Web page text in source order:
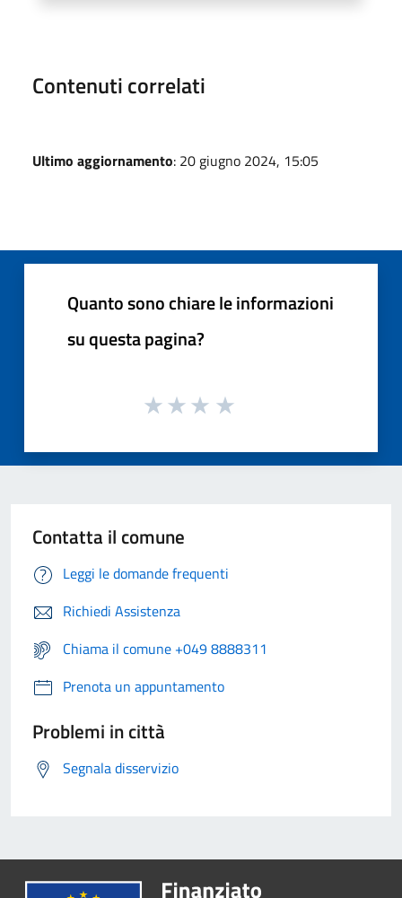
Contenuti correlati
Ultimo aggiornamento: 20 giugno 2024, 15:05
Quanto sono chiare le informazioni
su questa pagina?
Contatta il comune
Leggi le domande frequenti
Richiedi Assistenza
Chiama il comune +049 8888311
Prenota un appuntamento
Problemi in città
Segnala disservizio